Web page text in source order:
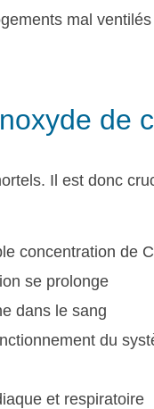
mal
de
Il est donc
concentration de
se prolonge
dans le sang
du
et respiratoire